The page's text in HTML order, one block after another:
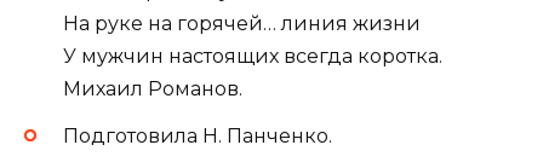
На руке на горячей… линия жизни
У мужчин настоящих всегда коротка.
Михаил Романов.
Подготовила Н. Панченко.